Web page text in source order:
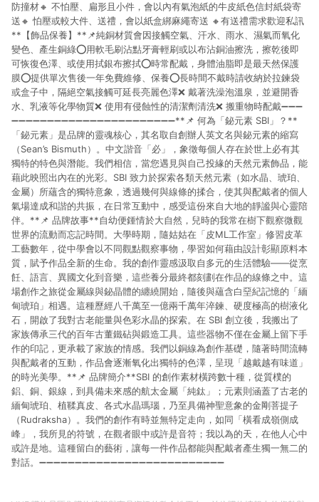
防撞材🔸 不怕壓、扁形且小件，會以內有氣泡紙的牛皮紙色信封紙袋寄
送🔸 怕壓或較大件、送禮，會以紙盒綁麻繩寄送 🔸有送禮需求歡迎私訊
**【飾品保養】**📌純銅材質會因接觸空氣、汗水、雨水、濕氣而氧化
變色、產生銅綠⭕用軟毛刷沾點牙膏輕刷或以布沾銅油擦洗，擦乾後即
可恢復色澤、或使用拭銀布擦拭⭕時常配戴，身體油脂即是最天然保護
膜⭕提供單次售後一年免費維修、保養⭕長時間不戴時請收納於拉鍊袋
或盒子中，隔絕空氣接觸可延長亮麗色澤❌ 戴著洗澡泡溫泉，並避開香
水、乳液等化學物質❌ 使用有侵蝕性的清潔劑清洗❌ 搬重物時配戴➖➖➖
➖➖➖➖➖➖➖➖➖➖➖➖➖➖➖➖➖➖➖➖➖➖➖**📌 何為「鉍元素 SBI」？**
「鉍元素」是品牌的靈魂核心，其名取自創辦人英文名與鉍元素的縮寫
（Sean’s Bismuth）。中文諧音「必」，象徵每個人存在於世上必有其
獨特的特色與潛能。我們相信，當您遇見與自己投緣的天然元素飾品，能
藉此映照出內在的光彩。SBI 致力於探索各類天然元素（如水晶、琥珀、
金屬）所蘊含的獨特意象，透過幾何與線條的揉合，使其與配戴者的個人
氣場達成和諧的共振，在日常互動中，感受這份來自大地的靜謐與心靈陪
伴。**📌 品牌故事**自幼便鍾情於大自然，兒時的我常在樹下觀察微觀
世界的流動而忘記時間。大學時期，隨姑姑在「皮ML工作室」修習皮革
工藝數年，從中學會以不同觀點觀察事物，學習如何藉由設計彰顯原料本
質，賦予作品全新的生命。我的創作靈感汲取自多元的生活體驗——從烹
飪、語言、異國文化到音樂，這些養分最終都刻劃在作品的線條之中。這
場創作之旅從金屬線與鉍晶體的纏繞開始，隨後與蘊含白堊紀記憶的「緬
甸琥珀」相遇。這種歷經八千萬至一億兩千萬年淬鍊、硬度極高的樹液化
石，開啟了我對古老能量與色彩水晶的探索。在 SBI 創立後，我搬出了
家族傳承三代的百年古董鐵砧與鍛造工具。這些器物不僅在金屬上留下手
作的印記，更承載了家族的情感。我們以銅線為創作基礎，隨著時間流轉
與配戴者的互動，作品會逐漸氧化出獨特的色澤，呈現「越戴越有味道」
的時光美學。**📌 品牌簡介**SBI 的創作素材橫跨數十種，從質樸的
鋁、銅、銀線，到具備未來感的航太金屬「純鈦」；元素則涵蓋了古老的
緬甸琥珀、植鞣真皮、各式水晶瑪瑙，乃至具備神聖意象的金剛菩提子
（Rudraksha）。我們的創作有時並無特定走向，如同「橫看成嶺側成
峰」，我所見的符號，在觀者眼中或許是音符；我以為的天，在他人心中
或許是地。這種留白的藝術，讓每一件作品都能與配戴者產生獨一無二的
對話。➖➖➖➖➖➖➖➖➖➖➖➖➖➖➖➖➖➖➖➖➖➖➖➖➖➖